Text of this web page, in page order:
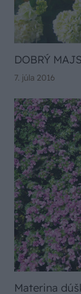
DOBRÝ
7. júla 2016
Materina